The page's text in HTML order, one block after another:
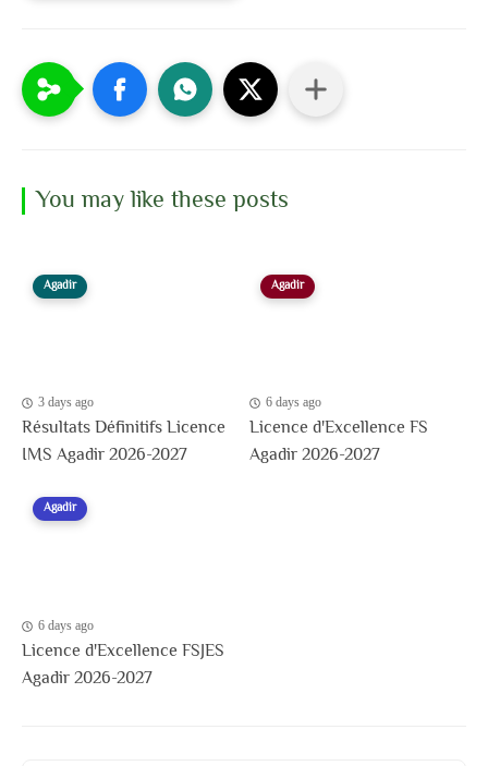
You may like these posts
Agadir
3 days ago
Résultats Définitifs Licence
IMS Agadir 2026-2027
Agadir
6 days ago
Licence d'Excellence FS
Agadir 2026-2027
Agadir
6 days ago
Licence d'Excellence FSJES
Agadir 2026-2027